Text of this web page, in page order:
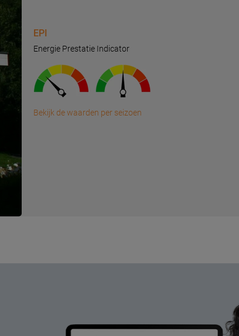
EPI
Energie Prestatie Indicator
Bekijk de waarden per seizoen